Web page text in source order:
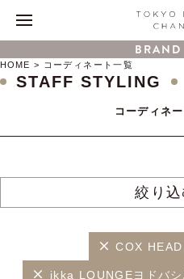
HOME コーディネート一覧
STAFF STYLING
コーディネ
絞り込
COX
ikka LOUNGEヨドバ